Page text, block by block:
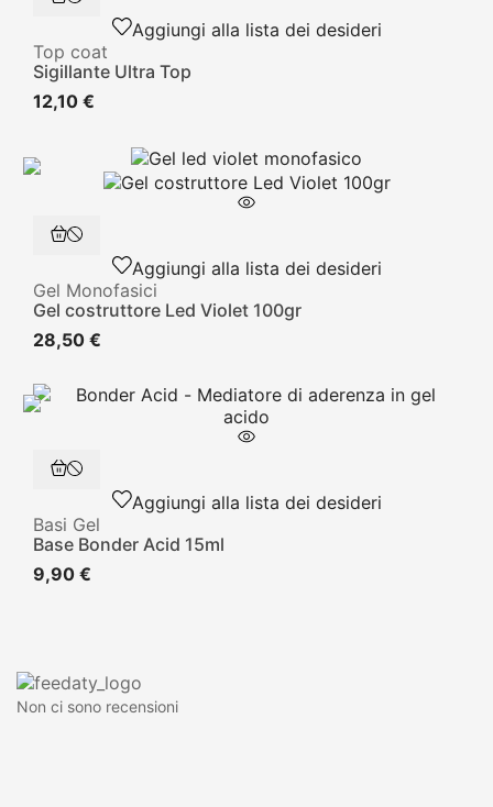
Aggiungi alla lista dei desideri
Top coat
Sigillante Ultra Top
12,10 €
Aggiungi alla lista dei desideri
Gel Monofasici
Gel costruttore Led Violet 100gr
28,50 €
Aggiungi alla lista dei desideri
Basi Gel
Base Bonder Acid 15ml
9,90 €
Non ci sono recensioni